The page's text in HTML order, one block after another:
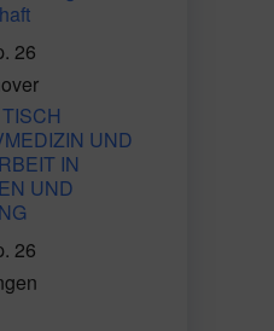
26
UND
IN
UND
26